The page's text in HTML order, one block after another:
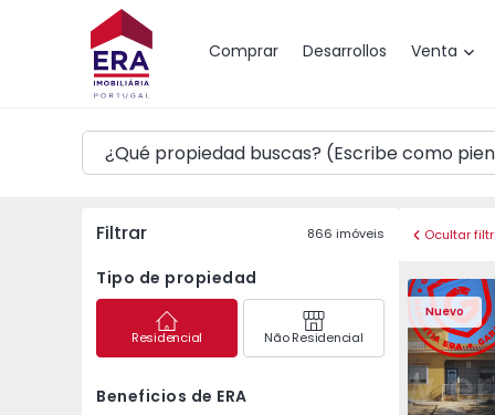
Comprar Desarrollos Venta
Mapa
Filtrar 866 imóveis
Tipo de propiedad
Residencial Não Residencial
Beneficios de ERA
Ocultar
Nuevo